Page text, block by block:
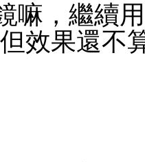
嘛，繼續
效果還不